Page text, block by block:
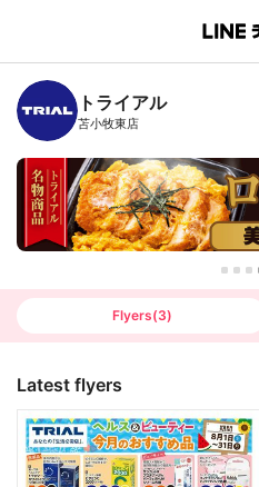
B
n
c
h
T
トライアル
苫小牧東店
Flyers(3)
Latest flyers